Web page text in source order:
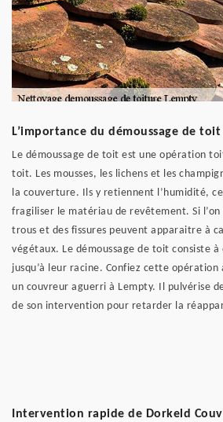
L’importance du démoussage de
Le démoussage de toit est une opération
toit. Les mousses, les lichens et les
la couverture. Ils y retiennent l’humidité,
fragiliser le matériau de revêtement. Si
trous et des fissures peuvent apparaitre à
végétaux. Le démoussage de toit consiste à
jusqu’à leur racine. Confiez cette opération
un couvreur aguerri à Lempty. Il pulvérise
de son intervention pour retarder la
Intervention rapide de Dorkeld